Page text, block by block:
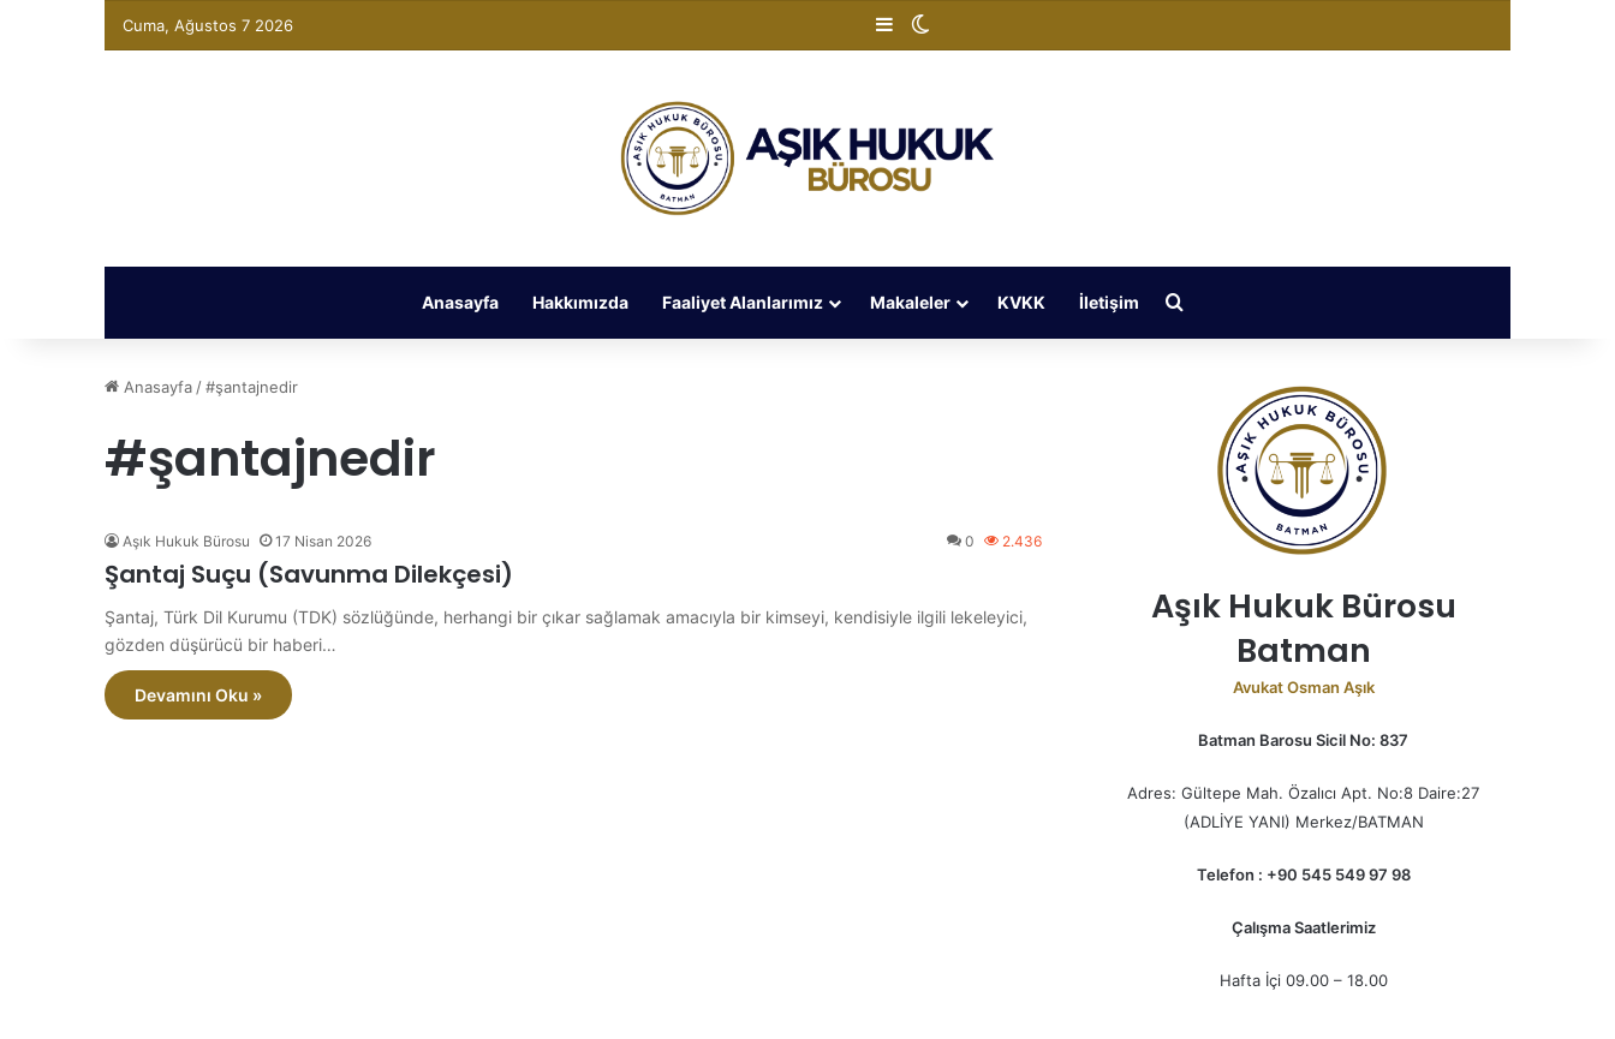
Cuma, Ağustos 7 2026 Kenar Bölmesi
Anasayfa Hakkımızda Faaliyet Alanlarımız Makaleler KVKK İletişim
Anasayfa /#şantajnedir
#şantajnedir
Aşık Hukuk Bürosu 17 Nisan 2026 0 2.436
Şantaj Suçu (Savunma Dilekçesi)
Şantaj, Türk Dil Kurumu (TDK) sözlüğünde, herhangi bir çıkar sağlamak amacıyla bir kimseyi, kendisiyle ilgili lekeleyici,
gözden düşürücü bir haberi…
Devamını Oku »
Aşık Hukuk Bürosu
Batman
Avukat Osman Aşık
Batman Barosu Sicil No: 837
Adres: Gültepe Mah. Özalıcı Apt. No:8 Daire:27
(ADLİYE YANI) Merkez/BATMAN
Telefon : +90 545 549 97 98
Çalışma Saatlerimiz
Hafta İçi 09.00 – 18.00